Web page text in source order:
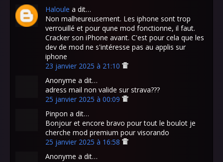
Haloule a dit…
Non malheureusement. Les iphone sont trop
verrouillé et pour qune mod fonctionne, il faut.
Cracker son iPhone avant. C'est pour cela que les
dev de mod ne s'intéresse pas au applis sur
iphone
23 janvier 2025 à 21:10
Anonyme a dit…
adress mail non valide sur strava???
25 janvier 2025 à 00:09
Pinpon a dit…
Bonjour et encore bravo pour tout le boulot je
cherche mod premium pour visorando
25 janvier 2025 à 16:58
Anonyme a dit…